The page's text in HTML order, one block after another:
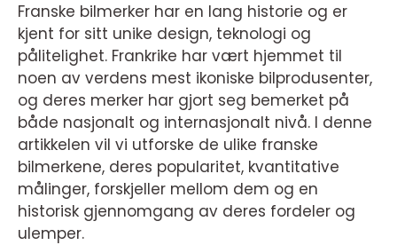
Franske bilmerker har en lang historie og er
kjent for sitt unike design, teknologi og
pålitelighet. Frankrike har vært hjemmet til
noen av verdens mest ikoniske bilprodusenter,
og deres merker har gjort seg bemerket på
både nasjonalt og internasjonalt nivå. I denne
artikkelen vil vi utforske de ulike franske
bilmerkene, deres popularitet, kvantitative
målinger, forskjeller mellom dem og en
historisk gjennomgang av deres fordeler og
ulemper.